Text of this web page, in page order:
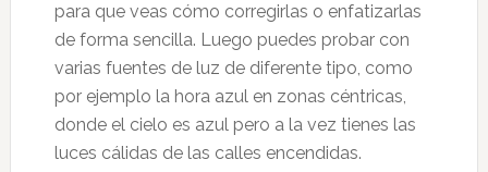
para que veas cómo corregirlas o enfatizarlas
de forma sencilla. Luego puedes probar con
varias fuentes de luz de diferente tipo, como
por ejemplo la hora azul en zonas céntricas,
donde el cielo es azul pero a la vez tienes las
luces cálidas de las calles encendidas.